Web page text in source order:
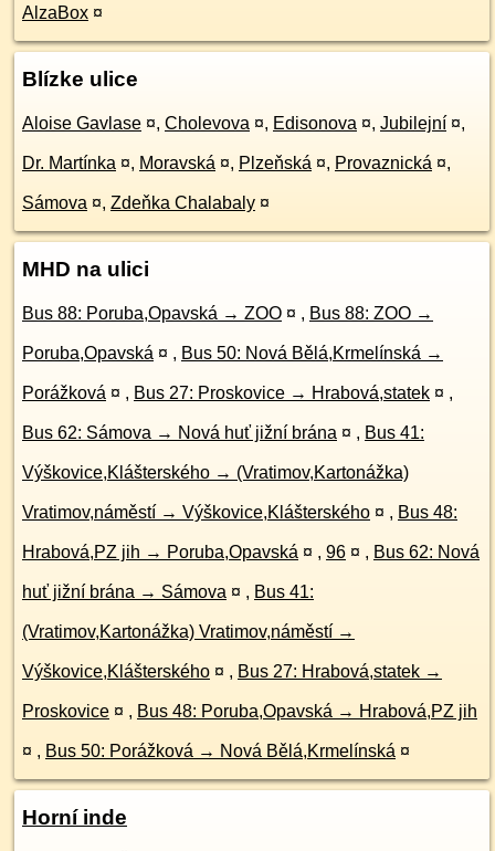
AlzaBox ¤
Blízke ulice
Aloise Gavlase ¤, Cholevova ¤, Edisonova ¤, Jubilejní ¤,
Dr. Martínka ¤, Moravská ¤, Plzeňská ¤, Provaznická ¤,
Sámova ¤, Zdeňka Chalabaly ¤
MHD na ulici
Bus 88: Poruba,Opavská → ZOO ¤ , Bus 88: ZOO →
Poruba,Opavská ¤ , Bus 50: Nová Bělá,Krmelínská →
Porážková ¤ , Bus 27: Proskovice → Hrabová,statek ¤ ,
Bus 62: Sámova → Nová huť jižní brána ¤ , Bus 41:
Výškovice,Klášterského → (Vratimov,Kartonážka)
Vratimov,náměstí → Výškovice,Klášterského ¤ , Bus 48:
Hrabová,PZ jih → Poruba,Opavská ¤ , 96 ¤ , Bus 62: Nová
huť jižní brána → Sámova ¤ , Bus 41:
(Vratimov,Kartonážka) Vratimov,náměstí →
Výškovice,Klášterského ¤ , Bus 27: Hrabová,statek →
Proskovice ¤ , Bus 48: Poruba,Opavská → Hrabová,PZ jih
¤ , Bus 50: Porážková → Nová Bělá,Krmelínská ¤
Horní inde